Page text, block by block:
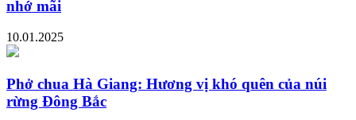
nhớ mãi
10.01.2025
Phở chua Hà Giang: Hương vị khó quên của núi
rừng Đông Bắc